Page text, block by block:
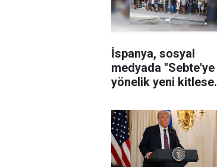
İspanya, sosyal
medyada "Sebte'ye
yönelik yeni kitlesel
çağrılarını
soruşturuyor